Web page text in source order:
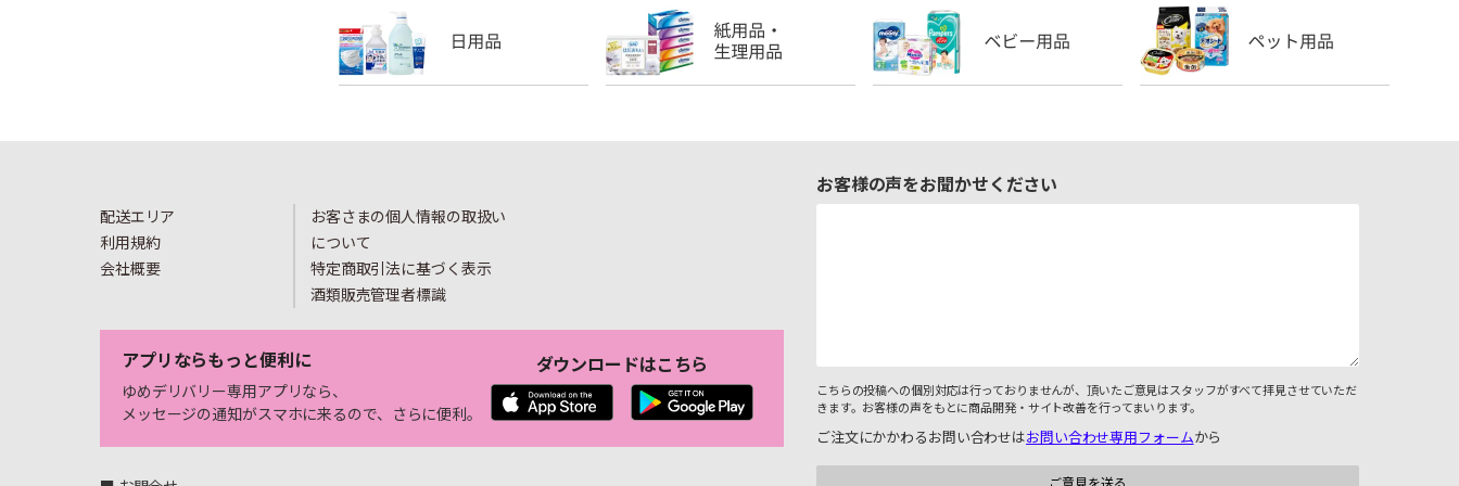
配送エリア
利用規約
会社概要
お客さまの個人情報の取扱い
について
特定商取引法に基づく表示
酒類販売管理者標識
アプリならもっと便利に
ゆめデリバリー専用アプリなら、
メッセージの通知がスマホに来るので、さらに便利。
ダウンロードはこちら
お客様の声をお聞かせください
こちらの投稿への個別対応は行っておりませんが、頂いたご意見はスタッフがすべて拝見させていただ
きます。お客様の声をもとに商品開発・サイト改善を行ってまいります。
ご注文にかかわるお問い合わせはお問い合わせ専用フォームから